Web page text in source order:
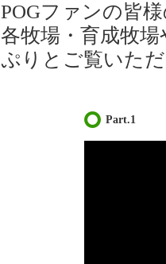
POGファンの皆
各牧場・育成牧
ぷりとご覧いただ
Part.1